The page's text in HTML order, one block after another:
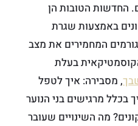
החדשות הטובות הן
באמצעות שגרת
המחמירים את מצב
בעלת
, מסבירה: איך לטפל
בכלל מרגישים בני הנוער
מה השינויים שעובר